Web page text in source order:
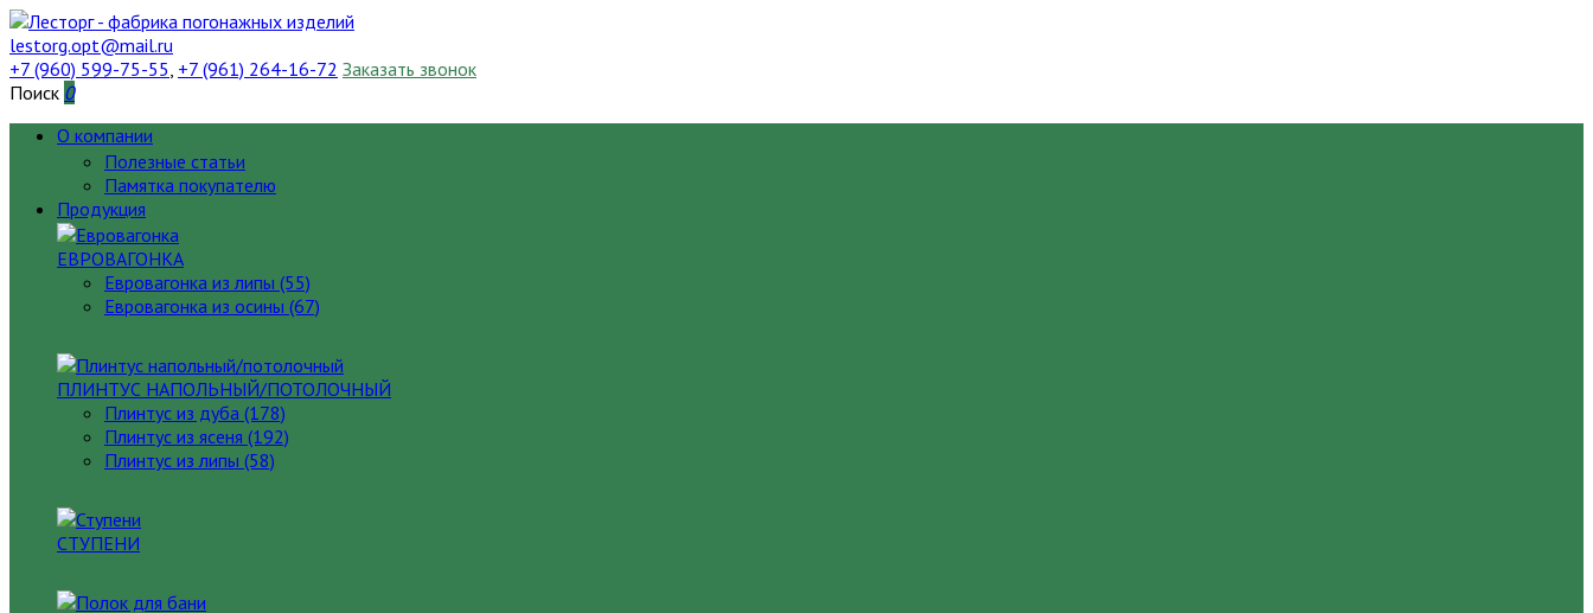
lestorg.opt@mail.ru
+7 (960) 599-75-55, +7 (961) 264-16-72 Заказать звонок
Поиск 0
О компании
Полезные статьи
Памятка покупателю
Продукция
ЕВРОВАГОНКА
Евровагонка из липы (55)
Евровагонка из осины (67)
ПЛИНТУС НАПОЛЬНЫЙ/ПОТОЛОЧНЫЙ
Плинтус из дуба (178)
Плинтус из ясеня (192)
Плинтус из липы (58)
СТУПЕНИ